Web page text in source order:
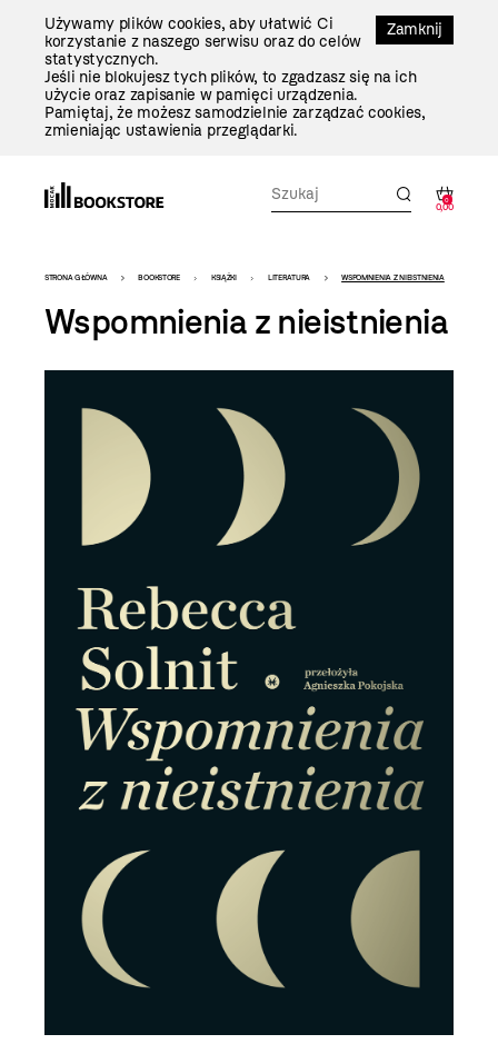
Zamknij
Używamy plików cookies, aby ułatwić Ci
korzystanie z naszego serwisu oraz do celów
statystycznych.
Jeśli nie blokujesz tych plików, to zgadzasz się na ich
użycie oraz zapisanie w pamięci urządzenia.
Pamiętaj, że możesz samodzielnie zarządzać cookies,
zmieniając ustawienia przeglądarki.
0
0,00
Bookstore
-
szablon
szczegóły
STRONA GŁÓWNA BOOKSTORE KSIĄŻKI LITERATURA WSPOMNIENIA Z NIEISTNIENIA
Wspomnienia z nieistnienia